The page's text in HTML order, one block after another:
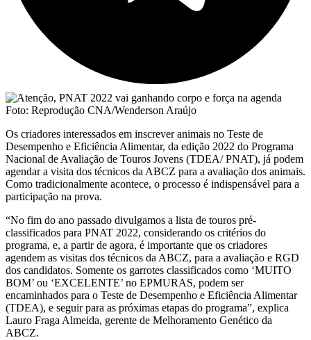
Foto: Reprodução CNA/Wenderson Araújo
Os criadores interessados em inscrever animais no Teste de
Desempenho e Eficiência Alimentar, da edição 2022 do Programa
Nacional de Avaliação de Touros Jovens (TDEA/ PNAT), já podem
agendar a visita dos técnicos da ABCZ para a avaliação dos animais.
Como tradicionalmente acontece, o processo é indispensável para a
participação na prova.
“No fim do ano passado divulgamos a lista de touros pré-
classificados para PNAT 2022, considerando os critérios do
programa, e, a partir de agora, é importante que os criadores
agendem as visitas dos técnicos da ABCZ, para a avaliação e RGD
dos candidatos. Somente os garrotes classificados como ‘MUITO
BOM’ ou ‘EXCELENTE’ no EPMURAS, podem ser
encaminhados para o Teste de Desempenho e Eficiência Alimentar
(TDEA), e seguir para as próximas etapas do programa”, explica
Lauro Fraga Almeida, gerente de Melhoramento Genético da
ABCZ.